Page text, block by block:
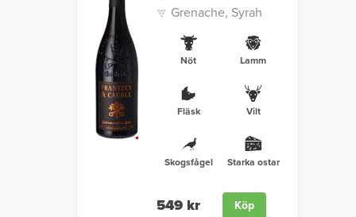
Grenache, Syrah
Nöt Lamm
Fläsk Vilt
Skogsfågel Starka ostar
549 kr Köp